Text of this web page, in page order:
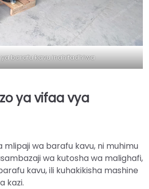
barafu kavu inahifadhiwa
ya vifaa vya
mlipaji wa barafu kavu, ni muhimu
wa kutosha wa malighafi,
kavu, ili kuhakikisha mashine
kazi.